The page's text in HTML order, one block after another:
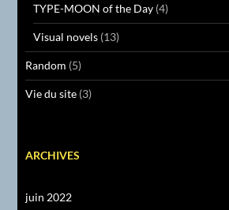
TYPE-MOON of the Day (4)
Visual novels (13)
Random (5)
Vie du site (3)
ARCHIVES
juin 2022